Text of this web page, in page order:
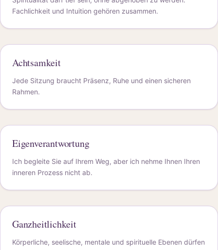
Fachlichkeit und Intuition gehören zusammen.
Achtsamkeit
Jede Sitzung braucht Präsenz, Ruhe und einen sicheren
Rahmen.
Eigenverantwortung
Ich begleite Sie auf Ihrem Weg, aber ich nehme Ihnen Ihren
inneren Prozess nicht ab.
Ganzheitlichkeit
Körperliche, seelische, mentale und spirituelle Ebenen dürfen